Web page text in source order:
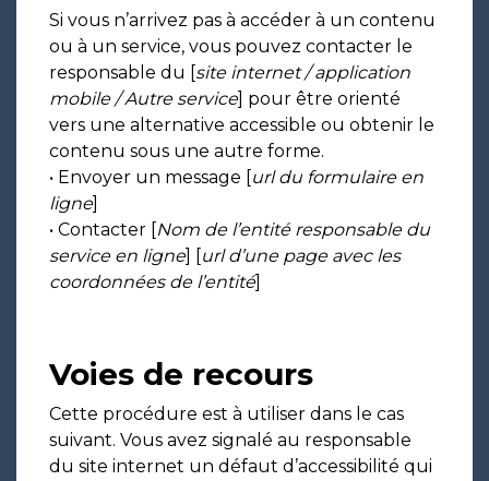
Si vous n’arrivez pas à accéder à un contenu
ou à un service, vous pouvez contacter le
responsable du [site internet / application
mobile / Autre service] pour être orienté
vers une alternative accessible ou obtenir le
contenu sous une autre forme.
• Envoyer un message [url du formulaire en
ligne]
• Contacter [Nom de l’entité responsable du
service en ligne] [url d’une page avec les
coordonnées de l’entité]
Voies de recours
Cette procédure est à utiliser dans le cas
suivant. Vous avez signalé au responsable
du site internet un défaut d’accessibilité qui